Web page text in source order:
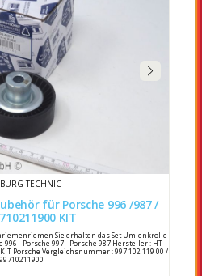
TECHNIC
996 /987 /
99710211900 KIT
Sie erhalten das Set Umlenkrolle
- Porsche 997 - Porsche 987 Hersteller : HT
Porsche Vergleichsnummer : 997 102 119 00 /
99710211900